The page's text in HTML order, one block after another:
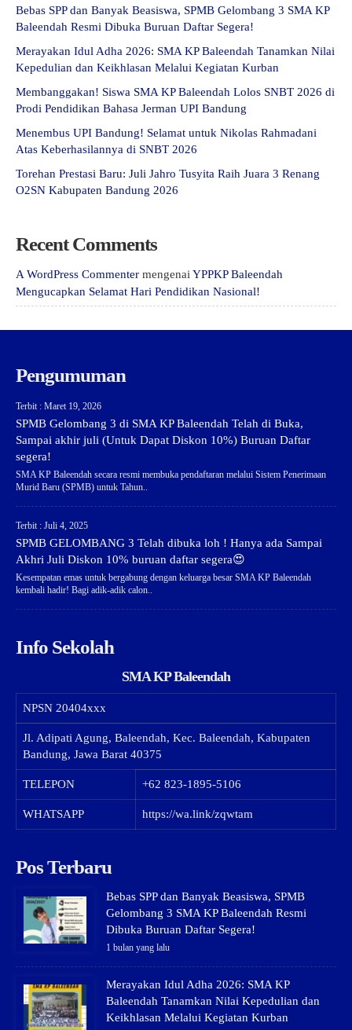
Bebas SPP dan Banyak Beasiswa, SPMB Gelombang 3 SMA KP
Baleendah Resmi Dibuka Buruan Daftar Segera!
Merayakan Idul Adha 2026: SMA KP Baleendah Tanamkan Nilai
Kepedulian dan Keikhlasan Melalui Kegiatan Kurban
Membanggakan! Siswa SMA KP Baleendah Lolos SNBT 2026 di
Prodi Pendidikan Bahasa Jerman UPI Bandung
Menembus UPI Bandung! Selamat untuk Nikolas Rahmadani
Atas Keberhasilannya di SNBT 2026
Torehan Prestasi Baru: Juli Jahro Tusyita Raih Juara 3 Renang
O2SN Kabupaten Bandung 2026
Recent Comments
A WordPress Commenter mengenai YPPKP Baleendah
Mengucapkan Selamat Hari Pendidikan Nasional!
Pengumuman
Terbit : Maret 19, 2026
SPMB Gelombang 3 di SMA KP Baleendah Telah di Buka,
Sampai akhir juli (Untuk Dapat Diskon 10%) Buruan Daftar
segera!
SMA KP Baleendah secara resmi membuka pendaftaran melalui Sistem Penerimaan
Murid Baru (SPMB) untuk Tahun..
Terbit : Juli 4, 2025
SPMB GELOMBANG 3 Telah dibuka loh ! Hanya ada Sampai
Akhri Juli Diskon 10% buruan daftar segera😍
Kesempatan emas untuk bergabung dengan keluarga besar SMA KP Baleendah
kembali hadir! Bagi adik-adik calon..
Info Sekolah
SMA KP Baleendah
NPSN 20404xxx
Jl. Adipati Agung, Baleendah, Kec. Baleendah, Kabupaten
Bandung, Jawa Barat 40375
TELEPON +62 823-1895-5106
WHATSAPP https://wa.link/zqwtam
Pos Terbaru
Bebas SPP dan Banyak Beasiswa, SPMB
Gelombang 3 SMA KP Baleendah Resmi
Dibuka Buruan Daftar Segera!
1 bulan yang lalu
Merayakan Idul Adha 2026: SMA KP
Baleendah Tanamkan Nilai Kepedulian dan
Keikhlasan Melalui Kegiatan Kurban